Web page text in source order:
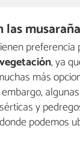
las
preferencia
, ya
más
y
podemos